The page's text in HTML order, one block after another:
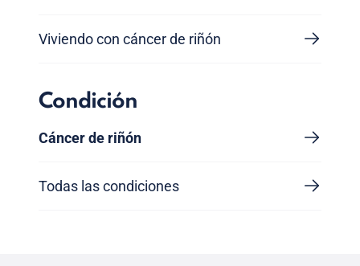
Viviendo con cáncer de riñón
Condición
Cáncer de riñón
Todas las condiciones